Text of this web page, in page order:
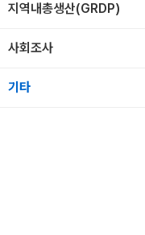
지역내총생산(GRDP)
사회조사
기타